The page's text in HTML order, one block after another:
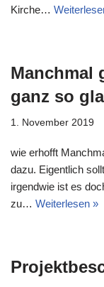
Kirche…
Manchmal
ganz so
1. November 2019
wie erhofft
dazu. Eigentlich
irgendwie ist es
zu… Weiterlesen »